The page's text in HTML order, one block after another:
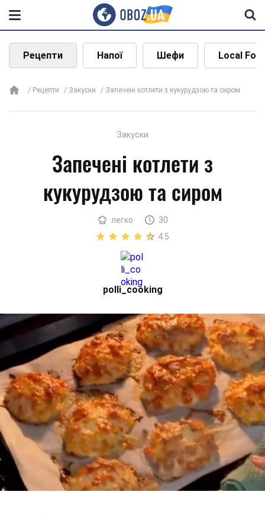
Рецепти Напої Шефи Local
Рецепти Закуски Запечені котлети з кукурудзою та сиром
Закуски
Запечені котлети з
кукурудзою та сиром
легко
30
4.5
polli_cooking